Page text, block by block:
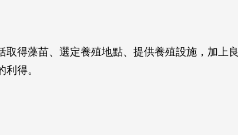
取得藻苗、選定養殖地點、提供養殖設施，加上良
得。